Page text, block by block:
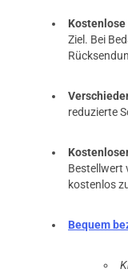
Kostenlose
Ziel. Bei
reduzierte
Bestellwert
kostenlos
Bequem